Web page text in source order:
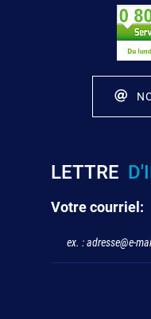
LETTRE
Votre courriel: